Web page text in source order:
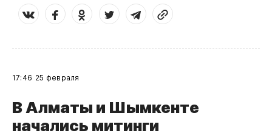
17:46 25 февраля
В Алматы и Шымкенте
начались митинги